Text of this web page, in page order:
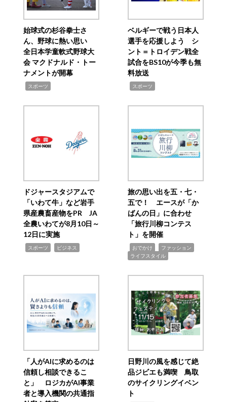
始球式の杉谷拳士さ
ん、野球に熱い思い
全日本学童軟式野球大
会 マクドナルド・トー
ナメントが開幕
スポーツ
ベルギーで戦う日本人
選手を応援しよう シ
ント＝トロイデン戦全
試合をBS10が今季も無
料放送
スポーツ
ドジャースタジアムで
「いわて牛」など岩手
県産農畜産物をPR JA
全農いわてが8月10日～
12日に実施
スポーツ ビジネス
旅の思い出を五・七・
五で！ エースが「か
ばんの日」に合わせ
「旅行川柳コンテス
ト」を開催
おでかけ ファッション
ライフスタイル
「人がAIに求めるのは
信頼し相談できるこ
と」 ロジカがAI事業
者と導入機関の共通指
日野川の風を感じて絶
品ジビエも満喫 鳥取
のサイクリングイベン
ト